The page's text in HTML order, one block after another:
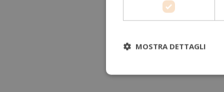
MOSTRA DETTAGLI